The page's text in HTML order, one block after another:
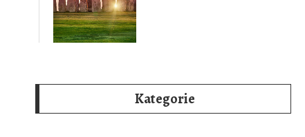
Kategorie